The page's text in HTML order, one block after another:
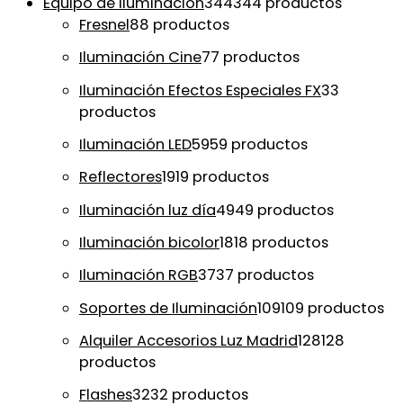
Fresnel88 productos
Iluminación Cine77 productos
Iluminación Efectos Especiales FX33
productos
Iluminación LED5959 productos
Reflectores1919 productos
Iluminación luz día4949 productos
Iluminación bicolor1818 productos
Iluminación RGB3737 productos
Soportes de Iluminación109109 productos
Alquiler Accesorios Luz Madrid128128
productos
Flashes3232 productos